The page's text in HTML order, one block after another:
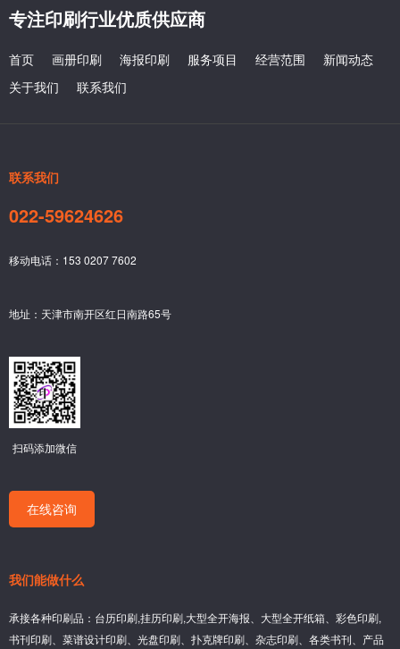
专注印刷行业优质供应商
首页 画册印刷 海报印刷 服务项目 经营范围
新闻动态
关于我们
联系我们
联系我们
022-59624626
移动电话：153 0207 7602
地址：天津市南开区红日南路65号
扫码添加微信
在线咨询
我们能做什么
承接各种印刷品：台历印刷,挂历印刷,大型全开海报、大型全开纸箱、彩色印刷,
书刊印刷、菜谱设计印刷、光盘印刷、扑克牌印刷、杂志印刷、各类书刊、产品